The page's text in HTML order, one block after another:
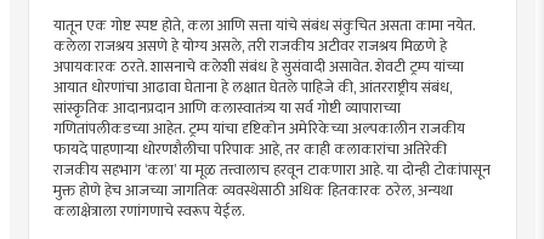
यातून एक गोष्ट स्पष्ट होते, कला आणि सत्ता यांचे संबंध संकुचित असता कामा नयेत.
कलेला राजश्रय असणे हे योग्य असले, तरी राजकीय अटीवर राजश्रय मिळणे हे
अपायकारक ठरते. शासनाचे कलेशी संबंध हे सुसंवादी असावेत. शेवटी ट्रम्प यांच्या
आयात धोरणांचा आढावा घेताना हे लक्षात घेतले पाहिजे की, आंतरराष्ट्रीय संबंध,
सांस्कृतिक आदानप्रदान आणि कलास्वातंत्र्य या सर्व गोष्टी व्यापाराच्या
गणितांपलीकडच्या आहेत. ट्रम्प यांचा दृष्टिकोन अमेरिकेच्या अल्पकालीन राजकीय
फायदे पाहणार्‍या धोरणशैलीचा परिपाक आहे, तर काही कलाकारांचा अतिरेकी
राजकीय सहभाग ‘कला’ या मूळ तत्त्वालाच हरवून टाकणारा आहे. या दोन्ही टोकांपासून
मुक्त होणे हेच आजच्या जागतिक व्यवस्थेसाठी अधिक हितकारक ठरेल, अन्यथा
कलाक्षेत्राला रणांगणाचे स्वरूप येईल.